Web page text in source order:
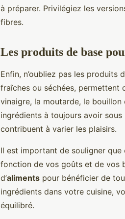
à préparer. Privilégiez les
fibres.
Les produits de base
Enfin, n’oubliez pas les produits
fraîches ou séchées, permettent
vinaigre, la moutarde, le bouillon
ingrédients à toujours avoir
contribuent à varier les plaisirs.
Il est important de souligner que
fonction de vos goûts et de vos
d’aliments pour bénéficier de
ingrédients dans votre cuisine,
équilibré.